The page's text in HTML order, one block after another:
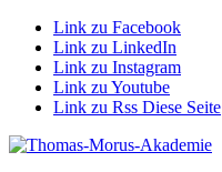
Link zu Facebook
Link zu LinkedIn
Link zu Instagram
Link zu Youtube
Link zu Rss Diese Seite